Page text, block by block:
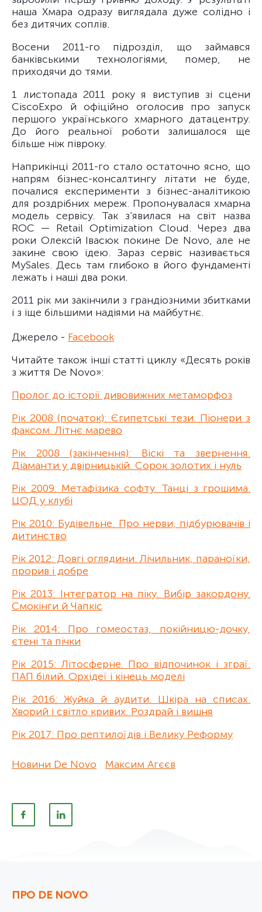
наша Хмара одразу виглядала дуже солідно і
без дитячих соплів.
Восени 2011-го підрозділ, що займався
банківськими технологіями, помер, не
приходячи до тями.
1 листопада 2011 року я виступив зі сцени
CiscoExpo й офіційно оголосив про запуск
першого українського хмарного датацентру.
До його реальної роботи залишалося ще
більше ніж півроку.
Наприкінці 2011-го стало остаточно ясно, що
напрям бізнес-консалтингу літати не буде,
почалися експерименти з бізнес-аналітикою
для роздрібних мереж. Пропонувалася хмарна
модель сервісу. Так з’явилася на світ назва
ROC — Retail Optimization Cloud. Через два
роки Олексій Івасюк покине De Novo, але не
закине свою ідею. Зараз сервіс називається
MySales. Десь там глибоко в його фундаменті
лежать і наші два роки.
2011 рік ми закінчили з грандіозними збитками
і з іще більшими надіями на майбутнє.
Джерело - Facebook
Читайте також інші статті циклу «Десять років
з життя De Novo»:
Пролог до історії дивовижних метаморфоз
Рік 2008 (початок): Єгипетські тези. Піонери з
факсом. Літнє марево
Рік 2008 (закінчення): Віскі та звернення.
Діаманти у двірницькій. Сорок золотих і нуль
Рік 2009: Метафізика софту. Танці з грошима.
ЦОД у клубі
Рік 2010: Будівельне. Про нерви, підбурювачів і
дитинство
Рік 2012: Довгі оглядини. Лічильник, параноїки,
прорив і добре
Рік 2013: Інтегратор на піку. Вибір закордону.
Смокінги й Чапкіс
Рік 2014: Про гомеостаз, покійницю-дочку,
єтені та пічки
Рік 2015: Літосферне. Про відпочинок і зграї.
ПАП білий. Орхідеї і кінець моделі
Рік 2016: Жуйка й аудити. Шкіра на списах.
Хворий і світло кривих. Роздрай і вишня
Рік 2017: Про рептилоїдів і Велику Реформу
Новини De Novo Максим Агєєв
ПРО DE NOVO